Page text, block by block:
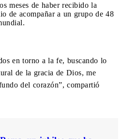
meses de haber recibido la
de acompañar a un grupo de 48
en torno a la fe, buscando lo
de la gracia de Dios, me
del corazón”, compartió